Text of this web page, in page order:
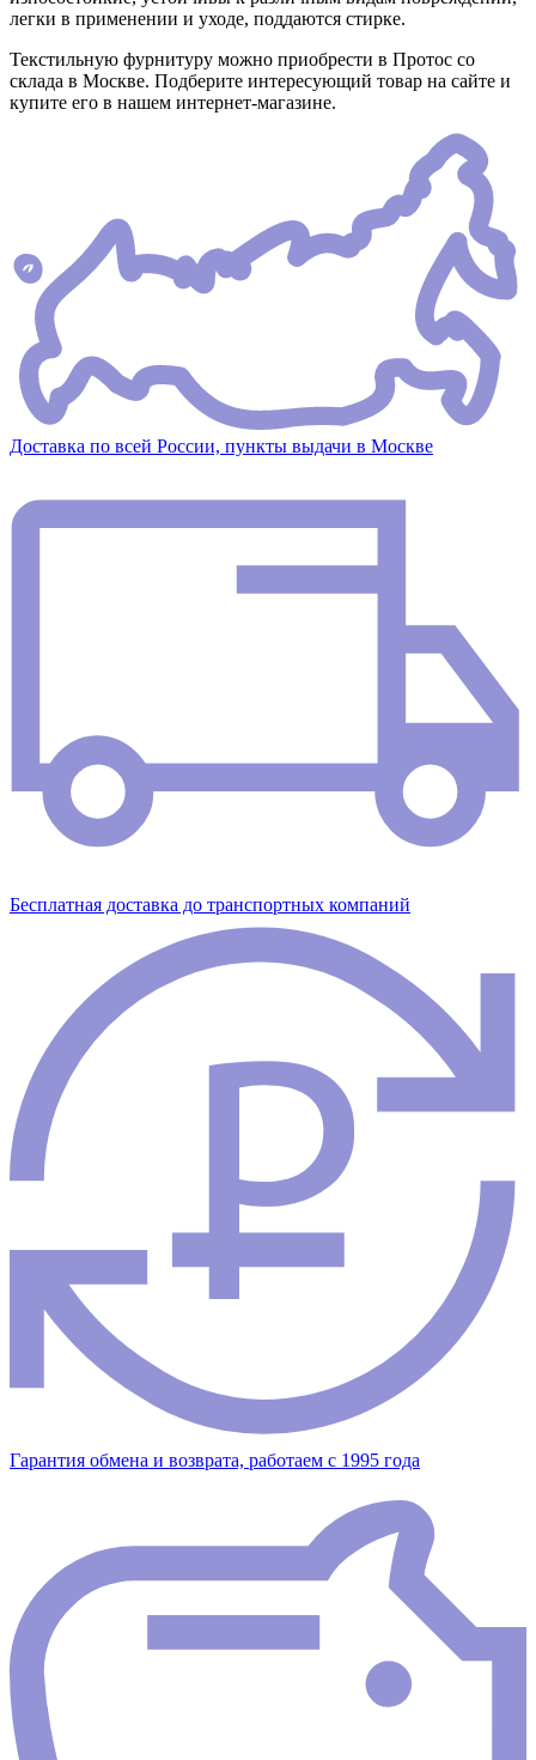
легки в применении и уходе, поддаются стирке.
Текстильную фурнитуру можно приобрести в Протос со
склада в Москве. Подберите интересующий товар на сайте и
купите его в нашем интернет-магазине.
Доставка по всей России, пункты выдачи в Москве
Бесплатная доставка до транспортных компаний
Гарантия обмена и возврата, работаем с 1995 года